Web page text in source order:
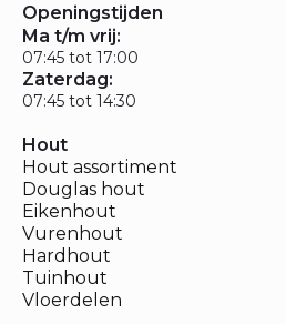
Openingstijden
Ma t/m vrij:
07:45 tot 17:00
Zaterdag:
07:45 tot 14:30
Hout
Hout assortiment
Douglas hout
Eikenhout
Vurenhout
Hardhout
Tuinhout
Vloerdelen